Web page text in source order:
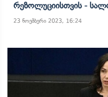
Რეზოლუციისთვის -
23 ნოემბერი 2023, 16:24